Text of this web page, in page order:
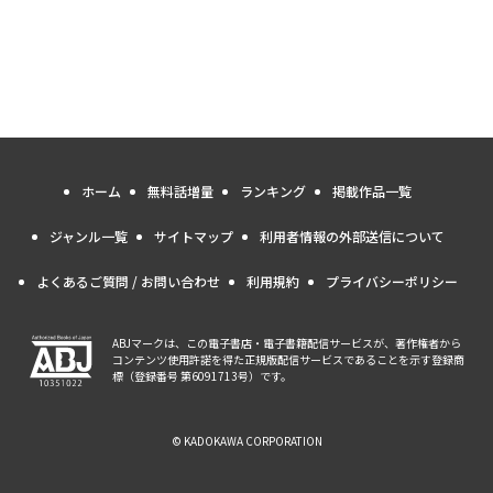
ホーム 無料話増量 ランキング 掲載作品一覧
ジャンル一覧 サイトマップ 利用者情報の外部送信について
よくあるご質問 / お問い合わせ 利用規約 プライバシーポリシー
ABJマークは、この電子書店・電子書籍配信サービスが、著作権者から
コンテンツ使用許諾を得た正規版配信サービスであることを示す登録商
標（登録番号 第6091713号）です。
© KADOKAWA CORPORATION